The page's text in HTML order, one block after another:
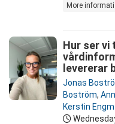
More
Hur ser vi
levererar
Jonas
Boström,
Kerstin